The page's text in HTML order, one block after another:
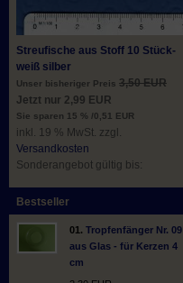
Streufische aus Stoff 10 Stück-
weiß silber
Unser bisheriger Preis 3,50 EUR
Jetzt nur 2,99 EUR
Sie sparen 15 % /0,51 EUR
inkl. 19 % MwSt. zzgl.
Versandkosten
Sonderangebot gültig bis:
Bestseller
01. Tropfenfänger Nr. 09
aus Glas - für Kerzen 4
cm